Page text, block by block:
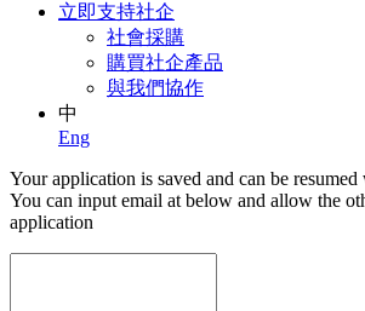
立即支持社企
社會採購
購買社企產品
與我們協作
中
Eng
Your application is saved and can be
You can input email at below and allow the
application